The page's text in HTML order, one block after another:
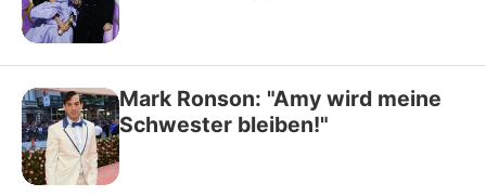
Mark Ronson: "Amy wird meine
Schwester bleiben!"